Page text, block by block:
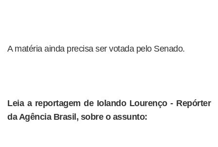
A matéria ainda precisa ser votada pelo Senado.
Leia a reportagem de Iolando Lourenço - Repórter
da Agência Brasil, sobre o assunto: